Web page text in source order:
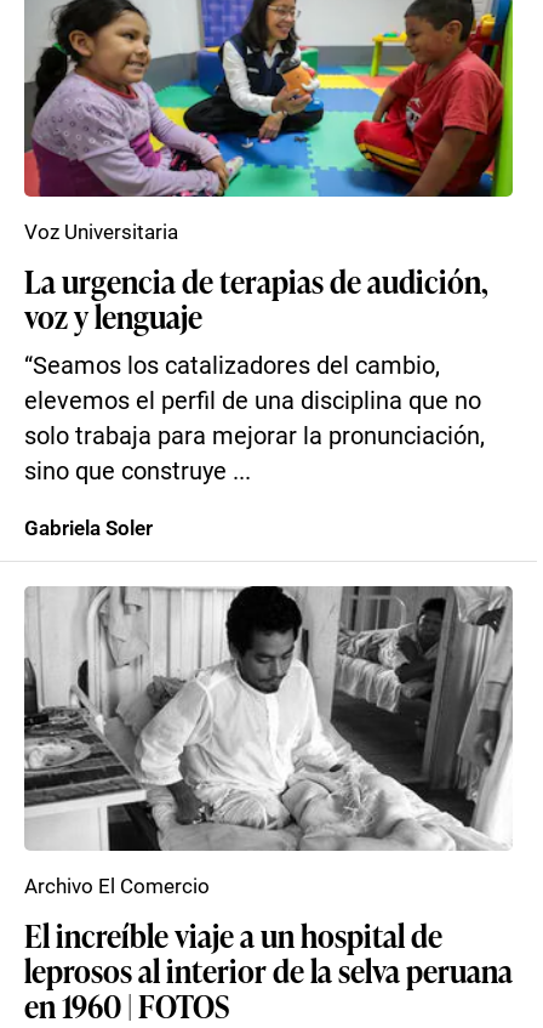
La urgencia de terapias de audición,
voz y lenguaje
“Seamos los catalizadores del cambio,
elevemos el perfil de una disciplina que no
solo trabaja para mejorar la pronunciación,
sino que construye ...
Voz Universitaria
Gabriela Soler
El increíble viaje a un hospital de
leprosos al interior de la selva peruana
en 1960 | FOTOS
Archivo El Comercio